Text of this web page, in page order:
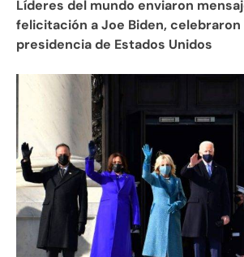
Líderes del mundo enviaron
felicitación a Joe Biden, celebraron
presidencia de Estados Unidos